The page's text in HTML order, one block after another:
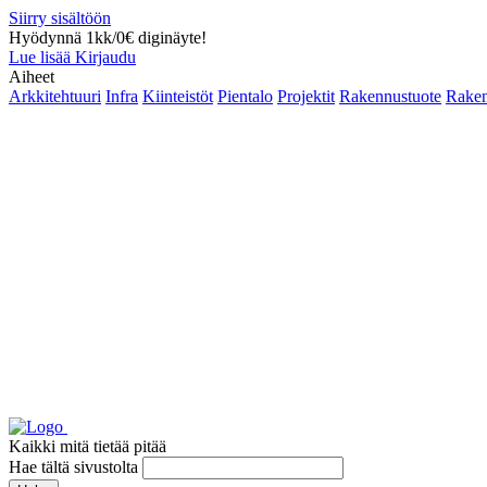
Siirry sisältöön
Hyödynnä 1kk/0€ diginäyte!
Lue lisää Kirjaudu
Aiheet
Arkkitehtuuri Infra Kiinteistöt Pientalo Projektit Rakennustuote
Kaikki mitä tietää pitää
Hae tältä sivustolta